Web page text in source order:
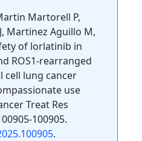
Martorell P,
Martinez Aguillo M,
of lorlatinib in
ROS1-rearranged
cell lung cancer
use
Treat Res
100905.
.